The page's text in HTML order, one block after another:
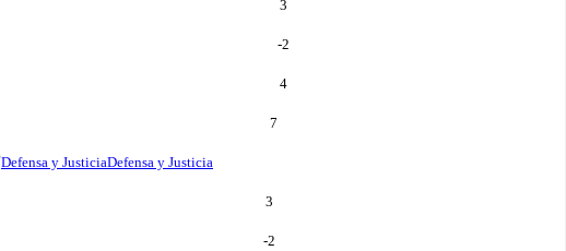
3
-2
4
7
Defensa y JusticiaDefensa y Justicia
3
-2